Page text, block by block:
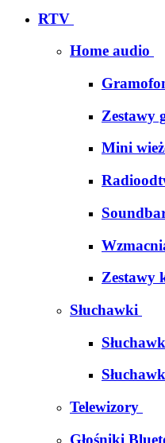
RTV
Home audio
Zestawy
Mini
Zestawy
Słuchawki
Telewizory
Głośniki